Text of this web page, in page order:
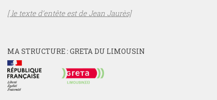
[ le texte d’entête est de Jean Jaurès]
MA STRUCTURE : GRETA DU LIMOUSIN